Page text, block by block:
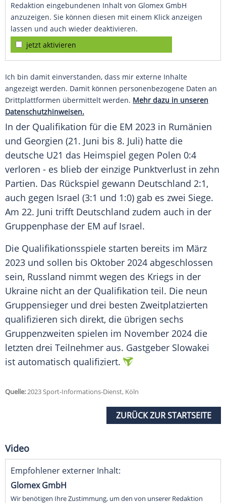
Redaktion eingebundenen Inhalt von Glomex GmbH
anzuzeigen. Sie können diesen mit einem Klick anzeigen
lassen und auch wieder deaktivieren.
jetzt aktivieren
Ich bin damit einverstanden, dass mir externe Inhalte
angezeigt werden. Damit können personenbezogene Daten an
Drittplattformen übermittelt werden. Mehr dazu in unseren
Datenschutzhinweisen.
In der Qualifikation für die EM 2023 in Rumänien
und Georgien (21. Juni bis 8. Juli) hatte die
deutsche U21 das Heimspiel gegen Polen 0:4
verloren - es blieb der einzige Punktverlust in zehn
Partien. Das Rückspiel gewann Deutschland 2:1,
auch gegen Israel (3:1 und 1:0) gab es zwei Siege.
Am 22. Juni trifft Deutschland zudem auch in der
Gruppenphase der EM auf Israel.
Die Qualifikationsspiele starten bereits im März
2023 und sollen bis Oktober 2024 abgeschlossen
sein, Russland nimmt wegen des Kriegs in der
Ukraine nicht an der Qualifikation teil. Die neun
Gruppensieger und drei besten Zweitplatzierten
qualifizieren sich direkt, die übrigen sechs
Gruppenzweiten spielen im November 2024 die
letzten drei Teilnehmer aus. Gastgeber Slowakei
ist automatisch qualifiziert.
Quelle:2023 Sport-Informations-Dienst, Köln
ZURÜCK ZUR STARTSEITE
Video
Empfohlener externer Inhalt:
Glomex GmbH
Wir benötigen Ihre Zustimmung, um den von unserer Redaktion